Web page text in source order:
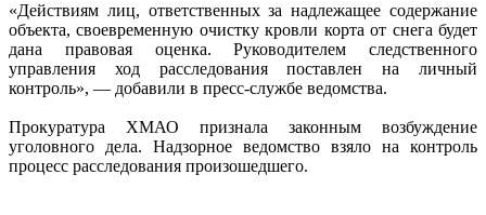
«Действиям лиц, ответственных за надлежащее содержание
объекта, своевременную очистку кровли корта от снега будет
дана правовая оценка. Руководителем следственного
управления ход расследования поставлен на личный
контроль», — добавили в пресс-службе ведомства.
Прокуратура ХМАО признала законным возбуждение
уголовного дела. Надзорное ведомство взяло на контроль
процесс расследования произошедшего.